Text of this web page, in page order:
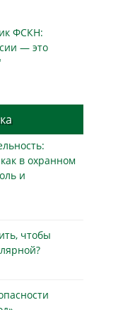
ФСКН:
— это
в охранном
и
чтобы